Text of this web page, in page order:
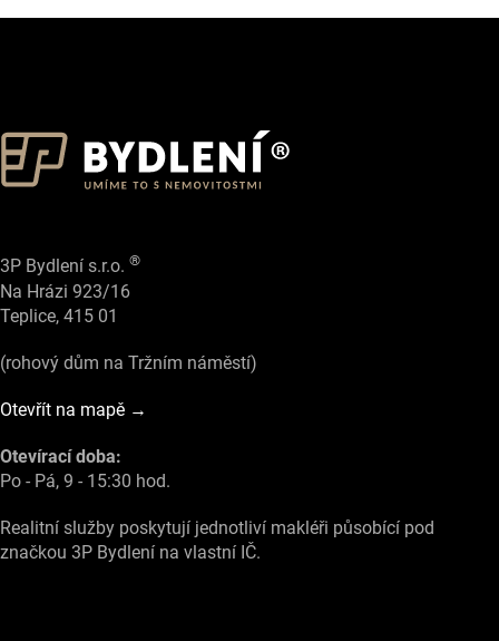
3P Bydlení s.r.o. ®
Na Hrázi 923/16
Teplice, 415 01
(rohový dům na Tržním náměstí)
Otevřít na mapě →
Otevírací doba:
Po - Pá, 9 - 15:30 hod.
Realitní služby poskytují jednotliví makléři působící pod
značkou 3P Bydlení na vlastní IČ.